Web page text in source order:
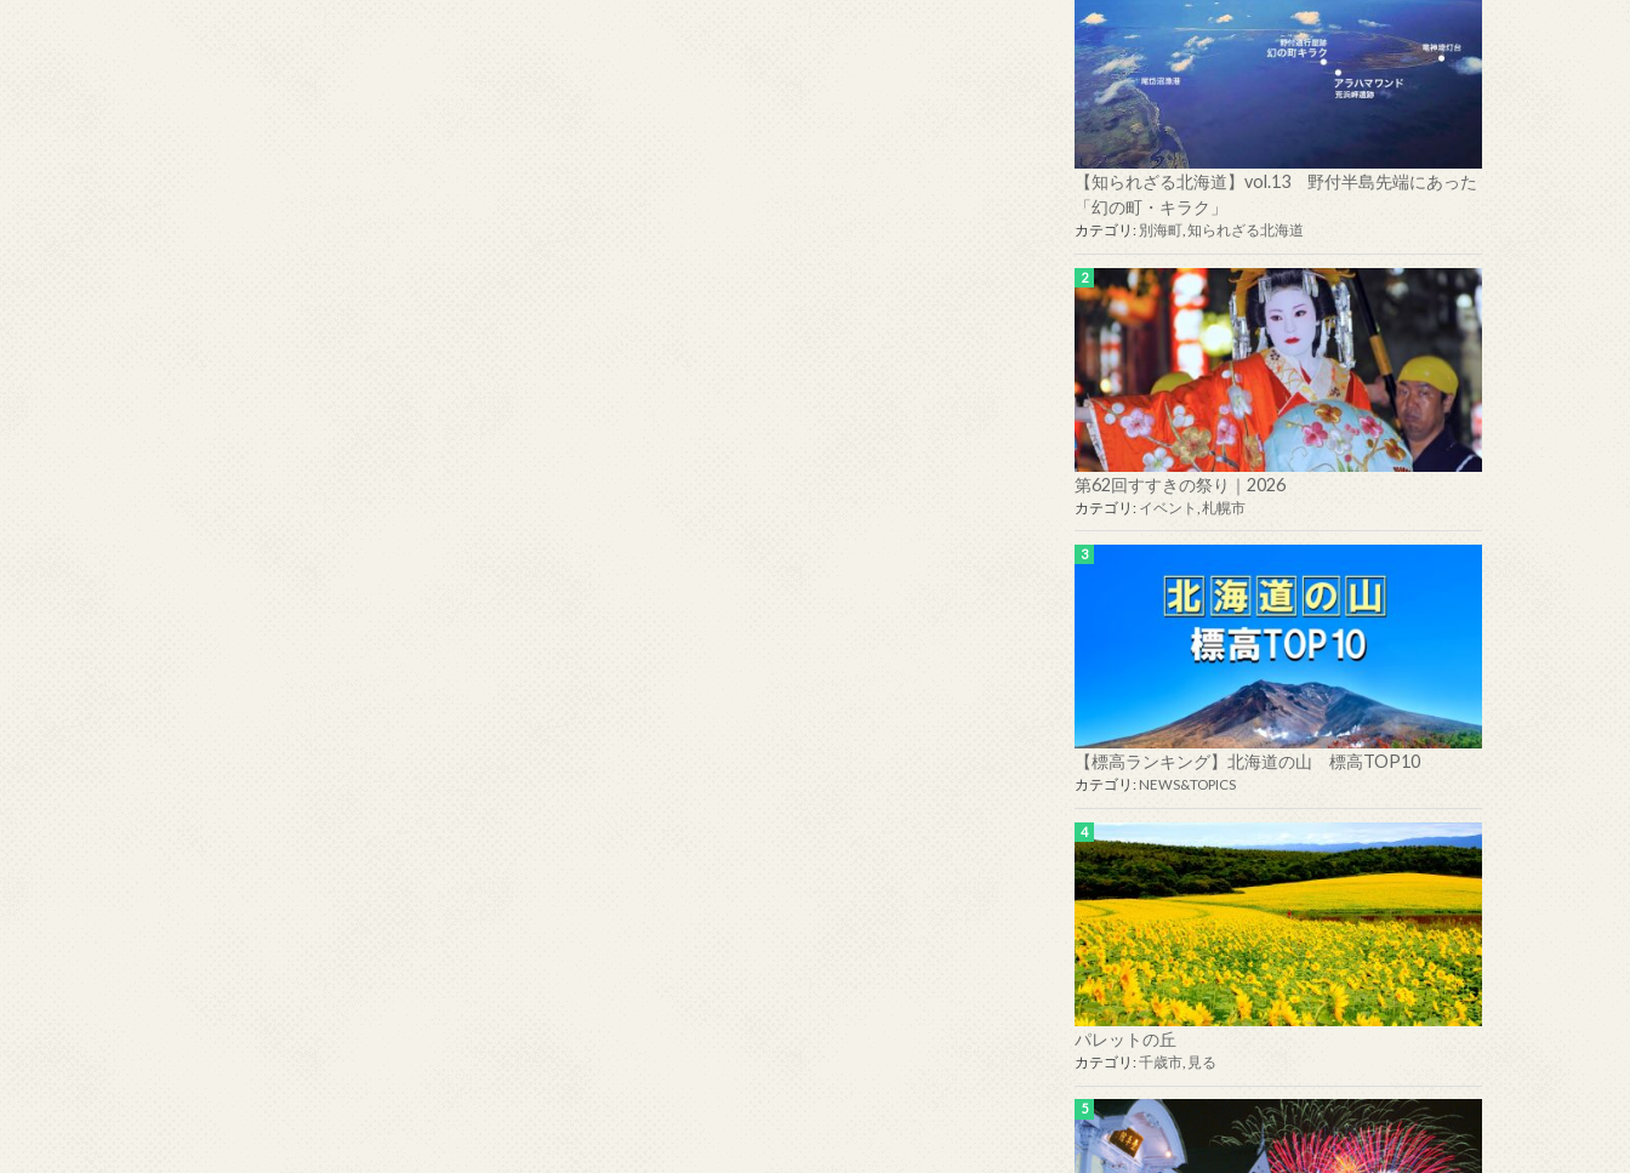
【知られざる北海道】vol.13 野付半島先端にあった
「幻の町・キラク」
カテゴリ: 別海町 知られざる北海道
第62回すすきの祭り｜2026
カテゴリ: イベント 札幌市
【標高ランキング】北海道の山 標高TOP10
カテゴリ: NEWS&TOPICS
パレットの丘
カテゴリ: 千歳市 見る